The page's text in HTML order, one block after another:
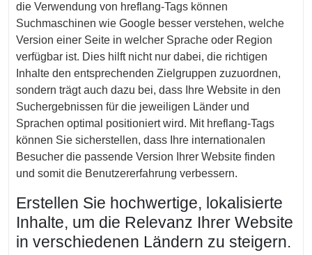
die Verwendung von hreflang-Tags können
Suchmaschinen wie Google besser verstehen, welche
Version einer Seite in welcher Sprache oder Region
verfügbar ist. Dies hilft nicht nur dabei, die richtigen
Inhalte den entsprechenden Zielgruppen zuzuordnen,
sondern trägt auch dazu bei, dass Ihre Website in den
Suchergebnissen für die jeweiligen Länder und
Sprachen optimal positioniert wird. Mit hreflang-Tags
können Sie sicherstellen, dass Ihre internationalen
Besucher die passende Version Ihrer Website finden
und somit die Benutzererfahrung verbessern.
Erstellen Sie hochwertige, lokalisierte
Inhalte, um die Relevanz Ihrer Website
in verschiedenen Ländern zu steigern.